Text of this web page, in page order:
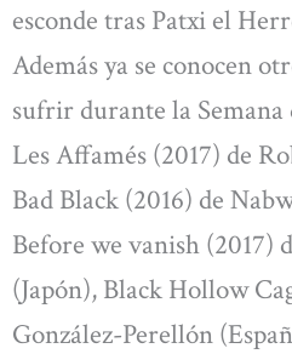
esconde tras Patxi el
Además ya se conocen
sufrir durante la Semana
Les Affamés (2017) de
Bad Black (2016) de
Before we vanish (2017)
(Japón), Black Hollow
González-Perellón